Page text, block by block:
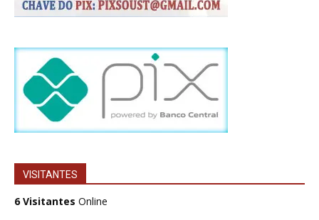
VISITANTES
6 Visitantes Online